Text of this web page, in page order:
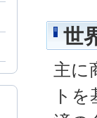
世
主に
ト